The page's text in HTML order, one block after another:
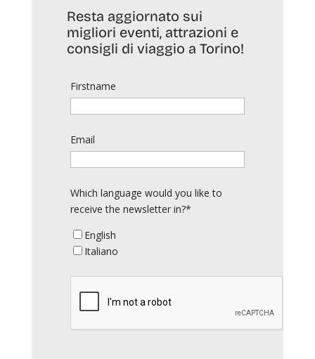
Resta aggiornato sui
migliori eventi, attrazioni e
consigli di viaggio a Torino!
Firstname
Email
Which language would you like to
receive the newsletter in?*
English
Italiano